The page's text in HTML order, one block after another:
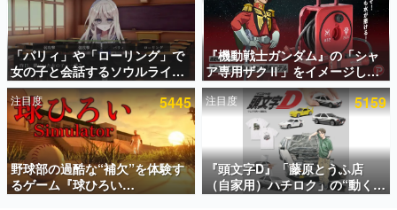
電ファミのいま読まれている記事ランキング
アプリセール情報
インタビュー
連載・特集一覧
殿堂入り記事
SNS拡散数が数千以上！ ページビュー数万以上！ などな
ど。多くの人々に読まれた、電ファミ渾身の“殿堂入り”記
事をまとめました。
「パリィ」や「ローリング」で
女の子と会話するソウルライク
恋愛ゲーム『小早川さんはソウ
ルライク』無料公開。返事に失
敗すると「YOU DIED」
『機動戦士ガンダム』の「シャ
ア専用ザクⅡ」をイメージした
散水ホースリールが予約開始。
本体にはシャアのパーソナルマ
ークやジオン公国軍のエンブレ
ム、型式番号などを配置
注目度 5445
野球部の過酷な“補欠”を体験す
るゲーム『球ひろい
Simulator』が「1件」のウィッ
注目度 5159
『頭文字D』「藤原とうふ店
（自家用）ハチロク」の“動くテ
ィッシュケース”が買えるポップ